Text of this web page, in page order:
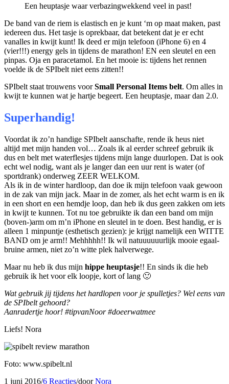
Een heuptasje waar verbazingwekkend veel in past!
De band van de riem is elastisch en je kunt ‘m op maat maken, past
iedereen dus. Het tasje is oprekbaar, dat betekent dat je er echt
vanalles in kwijt kunt! Ik deed er mijn telefoon (iPhone 6) en 4
(vier!!!) energy gels in tijdens de marathon! EN een sleutel en een
pinpas. Oja en paracetamol. En het mooie is: tijdens het rennen
voelde ik de SPIbelt niet eens zitten!!
SPIbelt staat trouwens voorSmall Personal Items belt. Om alles in
kwijt te kunnen wat je hartje begeert. Een heuptasje, maar dan 2.0.
Superhandig!
Voordat ik zo’n handige SPIbelt aanschafte, rende ik heus niet
altijd met mijn handen vol… Zoals ik al eerder schreef gebruik ik
dus en belt met waterflesjes tijdens mijn lange duurlopen. Dat is ook
echt wel nodig, want als je langer dan een uur rent is water (of
sportdrank) onderweg ZEER WELKOM.
Als ik in de winter hardloop, dan doe ik mijn telefoon vaak gewoon
in de zak van mijn jack. Maar in de zomer, als het echt warm is en ik
in een short en een hemdje loop, dan heb ik dus geen zakken om iets
in kwijt te kunnen. Tot nu toe gebruikte ik dan een band om mijn
(boven-)arm om m’n iPhone en sleutel in te doen. Best handig, er is
alleen 1 minpuntje (esthetisch gezien): je krijgt namelijk een WITTE
BAND om je arm!! Mehhhhh!! Ik wil natuuuuuurlijk mooie egaal-
bruine armen, niet zo’n witte plek halverwege.
Maar nu heb ik dus mijn hippe heuptasje!! En sinds ik die heb
gebruik ik het voor elk loopje, kort of lang 🙂
Wat gebruik jij tijdens het hardlopen voor je spulletjes? Wel eens van
de SPIbelt gehoord?
Aanradertje hoor! #tipvanNoor #doeerwatmee
Liefs! Nora
Foto: www.spibelt.nl
1 juni 2016/6 Reacties/doorNora